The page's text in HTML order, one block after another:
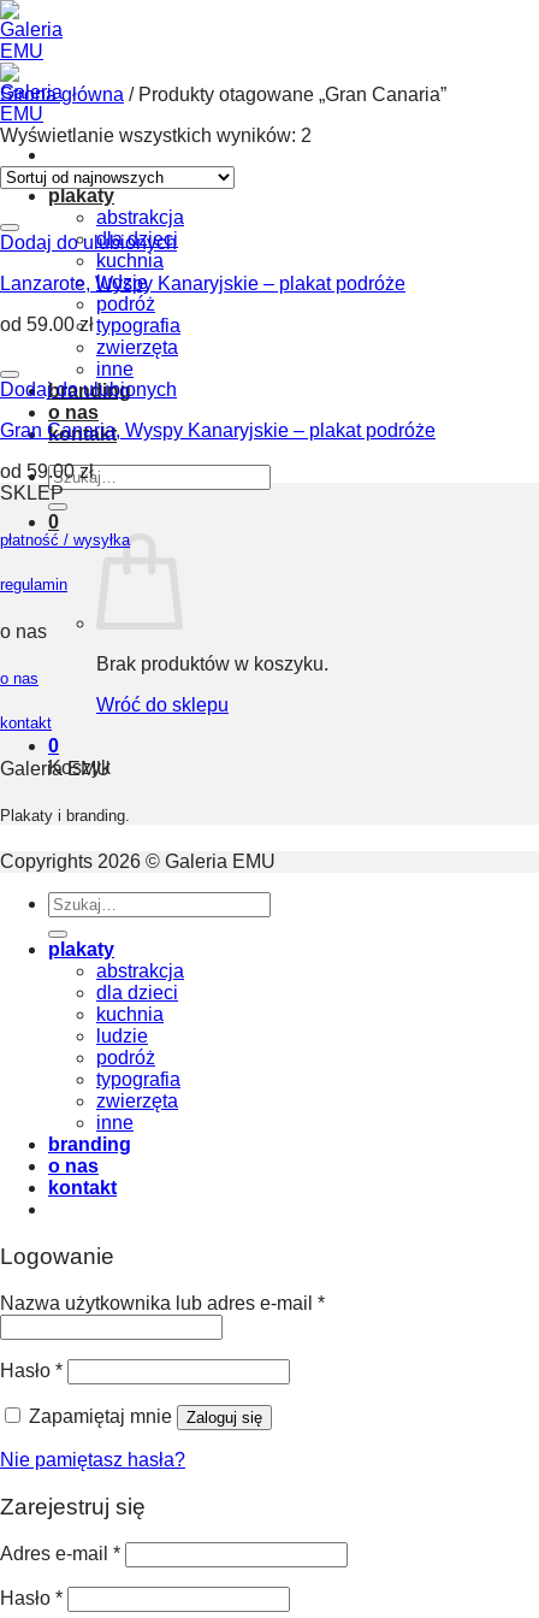
Skip
to
content
plakaty
abstrakcja
dla dzieci
kuchnia
ludzie
podróż
typografia
zwierzęta
inne
branding
o nas
kontakt
Szukaj:
0
Brak produktów w koszyku.
Wróć do sklepu
0
Koszyk
Strona główna /Produkty otagowane „Gran Canaria”
Wyświetlanie wszystkich wyników: 2
Dodaj do ulubionych
Lanzarote, Wyspy Kanaryjskie – plakat podróże
od 59.00zł
Dodaj do ulubionych
Gran Canaria, Wyspy Kanaryjskie – plakat podróże
od 59.00zł
SKLEP
płatność / wysyłka
regulamin
o nas
o nas
kontakt
Galeria EMU
Plakaty i branding.
Copyrights 2026 © Galeria EMU
Szukaj:
plakaty
abstrakcja
dla dzieci
kuchnia
ludzie
podróż
typografia
zwierzęta
inne
branding
o nas
kontakt
Logowanie
Nazwa użytkownika lub adres e-mail *
Hasło *
Zapamiętaj mnie Zaloguj się
Nie pamiętasz hasła?
Zarejestruj się
Adres e-mail *
Hasło *